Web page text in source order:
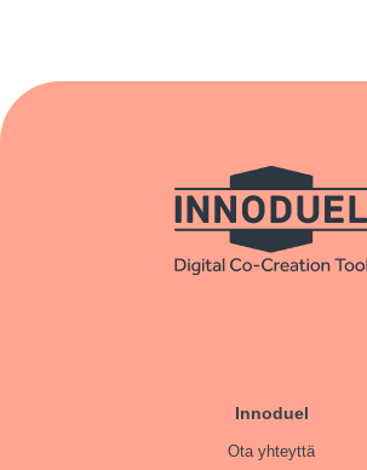
Innoduel
Ota yhteyttä